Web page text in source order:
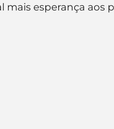
mais esperança aos